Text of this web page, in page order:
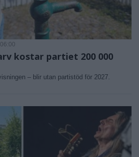
kostar partiet 200 000
– blir utan partistöd för 2027.